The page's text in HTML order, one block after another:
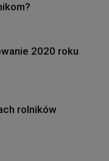
2020 roku
rolników